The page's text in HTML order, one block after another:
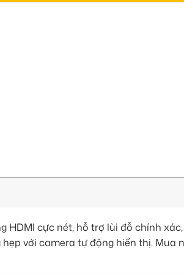
HDMI cực nét, hỗ trợ lùi đỗ chính
với camera tự động hiển thị. Mua